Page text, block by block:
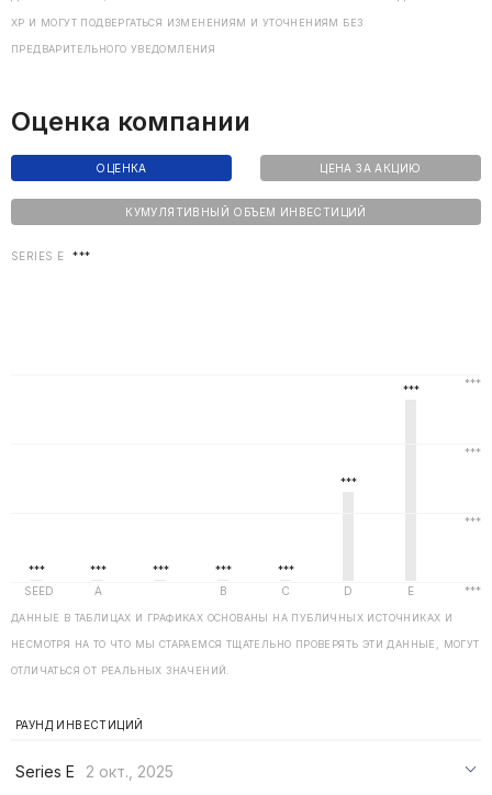
ХP И МОГУТ ПОДВЕРГАТЬСЯ ИЗМЕНЕНИЯМ И УТОЧНЕНИЯМ БЕЗ
ПРЕДВАРИТЕЛЬНОГО УВЕДОМЛЕНИЯ
Оценка компании
ОЦЕНКА ЦЕНА ЗА АКЦИЮ
КУМУЛЯТИВНЫЙ ОБЪЕМ ИНВЕСТИЦИЙ
SERIES E ***
ДАННЫЕ В ТАБЛИЦАХ И ГРАФИКАХ ОСНОВАНЫ НА ПУБЛИЧНЫХ ИСТОЧНИКАХ И
НЕСМОТРЯ НА ТО ЧТО МЫ СТАРАЕМСЯ ТЩАТЕЛЬНО ПРОВЕРЯТЬ ЭТИ ДАННЫЕ, МОГУТ
ОТЛИЧАТЬСЯ ОТ РЕАЛЬНЫХ ЗНАЧЕНИЙ.
РАУНД ИНВЕСТИЦИЙ
Series E 2 окт., 2025